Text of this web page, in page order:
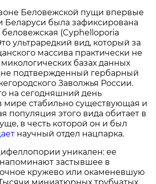
Беловежской пущи впервые
Беларуси была зафиксирована
(Cyphelloporia
ультраредкий вид, который за
массива практически не
микологических базах данных
подтвержденный гербарный
Заволжья России.
на сегодняшний день
мире стабильно существующая и
популяция этого вида обитает в
в честь которой он и был
научный отдел нацпарка.
уникален: ее
застывшее в
кружево или окаменевшую